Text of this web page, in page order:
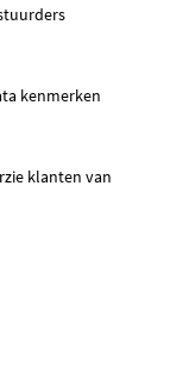
kenmerken
klanten van